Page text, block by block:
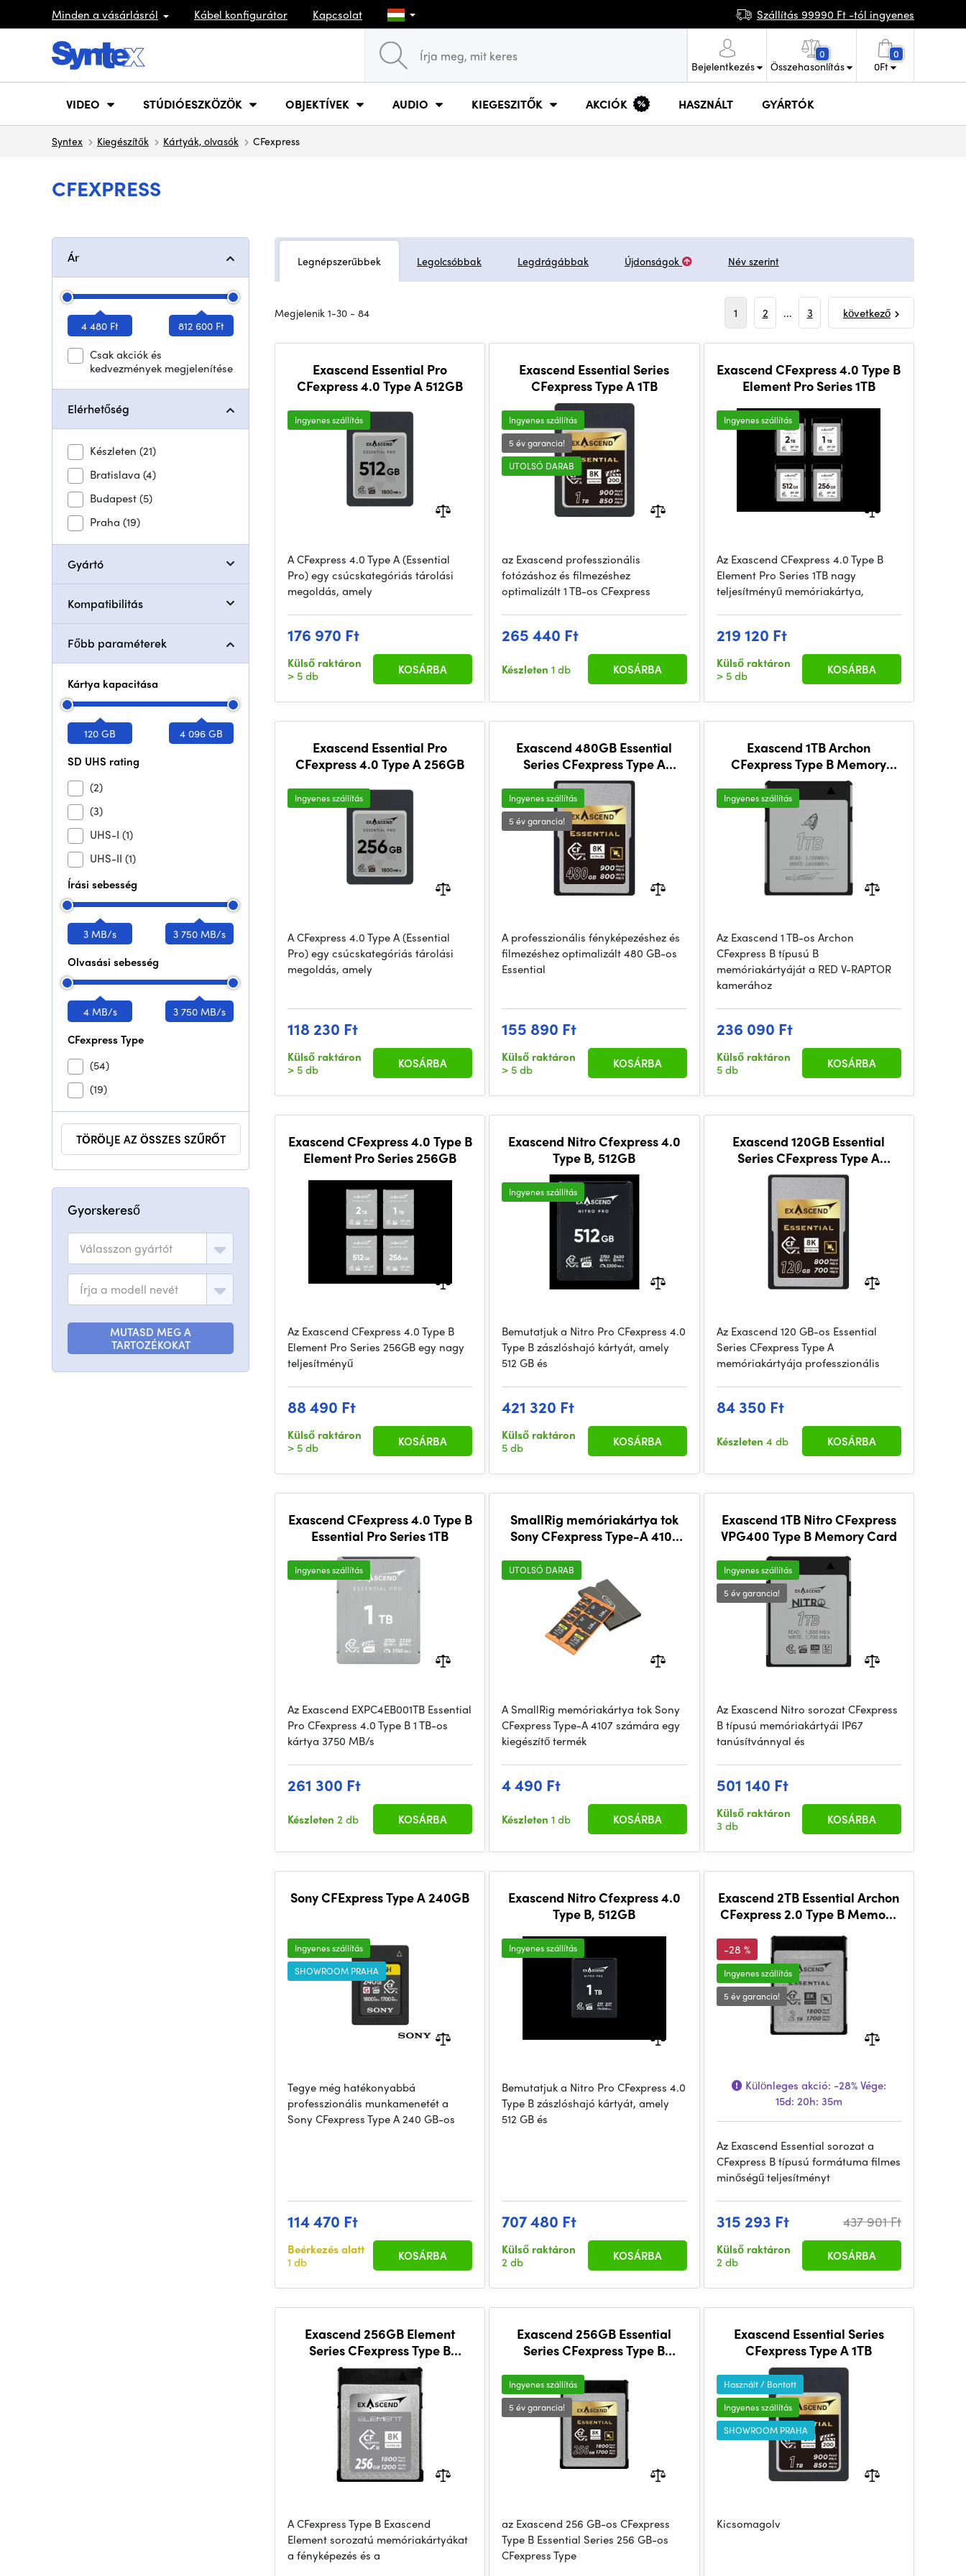
Minden a vásárlásról Kábel konfigurátor Kapcsolat Szállítás 99990 Ft -tól ingyenes
Bejelentkezés
0
Összehasonlítás
0
0Ft
VIDEO STÚDIÓESZKÖZÖK OBJEKTÍVEK AUDIO KIEGESZITŐK AKCIÓK HASZNÁLT GYÁRTÓK
Syntex Kiegészítők Kártyák, olvasók CFexpress
CFEXPRESS
Ár
4 480 Ft 812 600 Ft
Csak akciók és
kedvezmények megjelenítése
Elérhetőség
Készleten (21)
Bratislava (4)
Budapest(5)
Praha (19)
Gyártó
Kompatibilitás
Főbb paraméterek
Kártya kapacitása
120 GB 4 096 GB
SD UHS rating
(2)
(3)
UHS-I (1)
UHS-II (1)
Írási sebesség
3 MB/s 3 750 MB/s
Olvasási sebesség
4 MB/s 3 750 MB/s
CFexpress Type
(54)
(19)
TÖRÖLJE AZ ÖSSZES SZŰRŐT
Gyorskereső
Válasszon gyártót
Írja a modell nevét
MUTASD MEG A
TARTOZÉKOKAT
Legnépszerűbbek Legolcsóbbak Legdrágábbak Újdonságok Név szerint
Megjelenik 1-30 - 84 1 2 ... 3 következő
Exascend Essential Pro
CFexpress 4.0 Type A 512GB
Ingyenes szállítás
A CFexpress 4.0 Type A (Essential
Pro) egy csúcskategóriás tárolási
megoldás, amely
176 970 Ft
Külső raktáron
> 5 db
KOSÁRBA
Exascend Essential Series
CFexpress Type A 1TB
Ingyenes szállítás
5 év garancia!
UTOLSÓ DARAB
az Exascend professzionális
fotózáshoz és filmezéshez
optimalizált 1 TB-os CFexpress
265 440 Ft
Készleten1 db KOSÁRBA
Exascend CFexpress 4.0 Type B
Element Pro Series 1TB
Ingyenes szállítás
Az Exascend CFexpress 4.0 Type B
Element Pro Series 1TB nagy
teljesítményű memóriakártya,
219 120 Ft
Külső raktáron
> 5 db
KOSÁRBA
Exascend Essential Pro
CFexpress 4.0 Type A 256GB
Ingyenes szállítás
A CFexpress 4.0 Type A (Essential
Pro) egy csúcskategóriás tárolási
megoldás, amely
118 230 Ft
Külső raktáron
> 5 db
KOSÁRBA
Exascend 480GB Essential
Series CFexpress Type A
Memory Card
Ingyenes szállítás
5 év garancia!
A professzionális fényképezéshez és
filmezéshez optimalizált 480 GB-os
Essential
155 890 Ft
Külső raktáron
> 5 db
KOSÁRBA
Exascend 1TB Archon
CFexpress Type B Memory
Card
Ingyenes szállítás
Az Exascend 1 TB-os Archon
CFexpress B típusú B
memóriakártyáját a RED V-RAPTOR
kamerához
236 090 Ft
Külső raktáron
5 db
KOSÁRBA
Exascend CFexpress 4.0 Type B
Element Pro Series 256GB
Az Exascend CFexpress 4.0 Type B
Element Pro Series 256GB egy nagy
teljesítményű
88 490 Ft
Külső raktáron
> 5 db
KOSÁRBA
Exascend Nitro Cfexpress 4.0
Type B, 512GB
Ingyenes szállítás
Bemutatjuk a Nitro Pro CFexpress 4.0
Type B zászlóshajó kártyát, amely
512 GB és
421 320 Ft
Külső raktáron
5 db
KOSÁRBA
Exascend 120GB Essential
Series CFexpress Type A
Memory Card
Az Exascend 120 GB-os Essential
Series CFexpress Type A
memóriakártyája professzionális
84 350 Ft
Készleten 4 db KOSÁRBA
Exascend CFexpress 4.0 Type B
Essential Pro Series 1TB
Ingyenes szállítás
Az Exascend EXPC4EB001TB Essential
Pro CFexpress 4.0 Type B 1 TB-os
kártya 3750 MB/s
261 300 Ft
Készleten 2 db KOSÁRBA
SmallRig memóriakártya tok
Sony CFexpress Type-A 4107
UTOLSÓ DARAB
A SmallRig memóriakártya tok Sony
CFexpress Type-A 4107 számára egy
kiegészítő termék
4 490 Ft
Készleten1 db KOSÁRBA
Exascend 1TB Nitro CFexpress
VPG400 Type B Memory Card
Ingyenes szállítás
5 év garancia!
Az Exascend Nitro sorozat CFexpress
B típusú memóriakártyái IP67
tanúsítvánnyal és
501 140 Ft
Külső raktáron
3 db
KOSÁRBA
Sony CFExpress Type A 240GB
Ingyenes szállítás
SHOWROOM PRAHA
Tegye még hatékonyabbá
professzionális munkamenetét a
Sony CFexpress Type A 240 GB-os
114 470 Ft
Beérkezés alatt
1 db
KOSÁRBA
Exascend Nitro Cfexpress 4.0
Type B, 512GB
Ingyenes szállítás
Bemutatjuk a Nitro Pro CFexpress 4.0
Type B zászlóshajó kártyát, amely
512 GB és
707 480 Ft
Külső raktáron
2 db
KOSÁRBA
Exascend 2TB Essential Archon
CFexpress 2.0 Type B Memory
-28 %
Ingyenes szállítás
5 év garancia!
Különleges akció: -28%Vége:
15d: 20h: 35m
Az Exascend Essential sorozat a
CFexpress B típusú formátuma filmes
minőségű teljesítményt
315 293 Ft 437 901 Ft
Külső raktáron
2 db
KOSÁRBA
Exascend 256GB Element
Series CFexpress Type B
Memory Card
A CFexpress Type B Exascend
Element sorozatú memóriakártyákat
a fényképezés és a
Exascend 256GB Essential
Series CFexpress Type B
Ingyenes szállítás
5 év garancia!
az Exascend 256 GB-os CFexpress
Type B Essential Series 256 GB-os
CFexpress Type
Exascend Essential Series
CFexpress Type A 1TB
Használt / Bontott
Ingyenes szállítás
SHOWROOM PRAHA
Kicsomagolv